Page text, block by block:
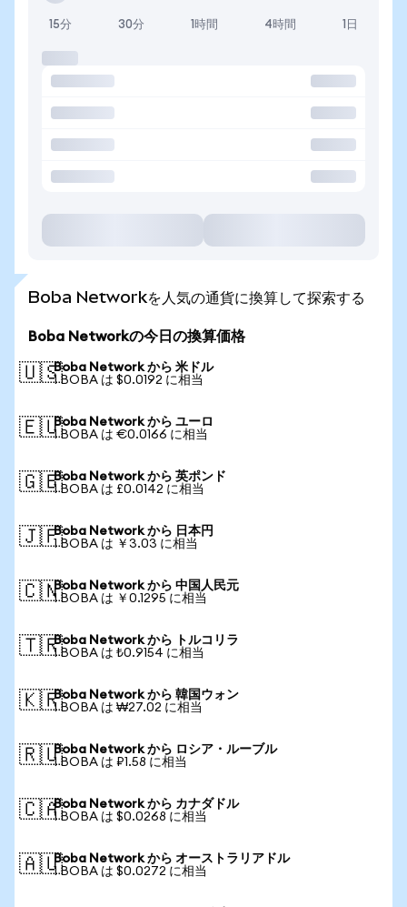
15分 30分 1時間 4時間 1日
Boba Networkを人気の通貨に換算して探索する
Boba Networkの今日の換算価格
🇺🇸Boba Network から 米ドル
1 BOBA は $0.0192 に相当
🇪🇺Boba Network から ユーロ
1 BOBA は €0.0166 に相当
🇬🇧Boba Network から 英ポンド
1 BOBA は £0.0142 に相当
🇯🇵Boba Network から 日本円
1 BOBA は ￥3.03 に相当
🇨🇳Boba Network から 中国人民元
1 BOBA は ￥0.1295 に相当
🇹🇷Boba Network から トルコリラ
1 BOBA は ₺0.9154 に相当
🇰🇷Boba Network から 韓国ウォン
1 BOBA は ₩27.02 に相当
🇷🇺Boba Network から ロシア・ルーブル
1 BOBA は ₽1.58 に相当
🇨🇦Boba Network から カナダドル
1 BOBA は $0.0268 に相当
🇦🇺Boba Network から オーストラリアドル
1 BOBA は $0.0272 に相当